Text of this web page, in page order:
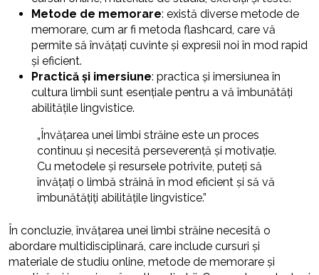
Metode de memorare: există diverse metode de
memorare, cum ar fi metoda flashcard, care vă
permite să învățați cuvinte și expresii noi în mod rapid
și eficient.
Practică și imersiune: practica și imersiunea în
cultura limbii sunt esențiale pentru a vă îmbunătăți
abilitățile lingvistice.
„Învățarea unei limbi străine este un proces
continuu și necesită perseverență și motivație.
Cu metodele și resursele potrivite, puteți să
învățați o limbă străină în mod eficient și să vă
îmbunătățiți abilitățile lingvistice.”
În concluzie, învățarea unei limbi străine necesită o
abordare multidisciplinară, care include cursuri și
materiale de studiu online, metode de memorare și